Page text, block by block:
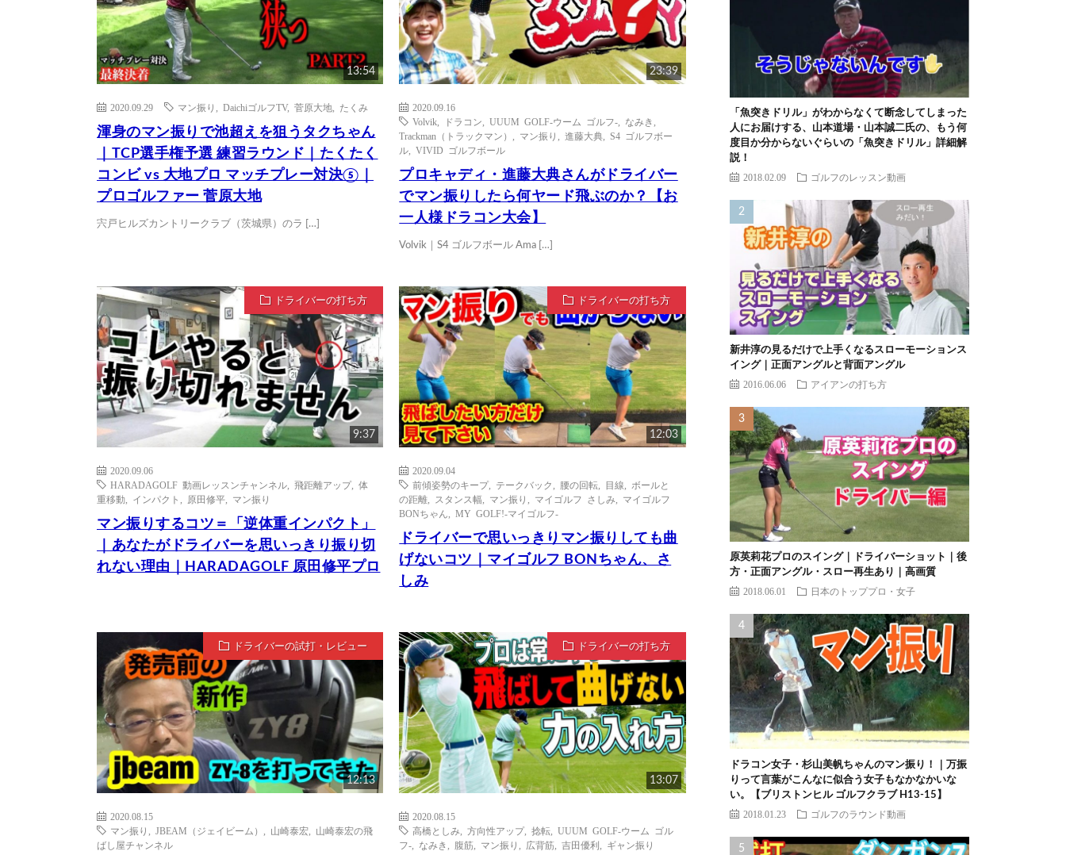
13:54
2020.09.29 マン振り DaichiゴルフTV, 菅原大地 たくみ
渾身のマン振りで池超えを狙うタクちゃん
｜TCP選手権予選 練習ラウンド｜たくたく
コンビ vs 大地プロ マッチプレー対決⑤｜
プロゴルファー 菅原大地
宍戸ヒルズカントリークラブ（茨城県）のラ […]
23:39
2020.09.16
Volvik
ドラコン ,UUUM GOLF-ウーム ゴルフ- なみき
Trackman（トラックマン）
マン振り ,進藤大典
S4 ゴルフボー
ル ,VIVID ゴルフボール
プロキャディ・進藤大典さんがドライバー
でマン振りしたら何ヤード飛ぶのか？【お
一人様ドラコン大会】
Volvik｜S4 ゴルフボール Ama […]
ドライバーの打ち方
9:37
2020.09.06
HARADAGOLF 動画レッスンチャンネル
飛距離アップ, 体
重移動
インパクト 原田修平 マン振り
マン振りするコツ＝「逆体重インパクト」
｜あなたがドライバーを思いっきり振り切
れない理由｜HARADAGOLF 原田修平プロ
ドライバーの打ち方
12:03
2020.09.04
前傾姿勢のキープ, テークバック 腰の回転 目線
ボールと
の距離
スタンス幅 マン振り マイゴルフ さしみ
マイゴルフ
BONちゃん
,MY GOLF!-マイゴルフ-
ドライバーで思いっきりマン振りしても曲
げないコツ｜マイゴルフ BONちゃん、さ
しみ
ドライバーの試打・レビュー
12:13
2020.08.15
マン振り
JBEAM（ジェイビーム） 山崎泰宏
山崎泰宏の飛
ばし屋チャンネル
ドライバーの打ち方
13:07
2020.08.15
高橋としみ
,方向性アップ,捻転 ,UUUM GOLF-ウーム ゴル
フ-
なみき 腹筋 マン振り 広背筋 ,吉田優利 ギャン振り
「魚突きドリル」がわからなくて断念してしまった
人にお届けする、山本道場・山本誠二氏の、もう何
度目か分からないぐらいの「魚突きドリル」詳細解
説！
2018.02.09 ゴルフのレッスン動画
新井淳の見るだけで上手くなるスローモーションス
イング｜正面アングルと背面アングル
2016.06.06 アイアンの打ち方
原英莉花プロのスイング｜ドライバーショット｜後
方・正面アングル・スロー再生あり｜高画質
2018.06.01 日本のトッププロ・女子
ドラコン女子・杉山美帆ちゃんのマン振り！｜万振
りって言葉がこんなに似合う女子もなかなかいな
い。【ブリストンヒル ゴルフクラブ H13-15】
2018.01.23 ゴルフのラウンド動画